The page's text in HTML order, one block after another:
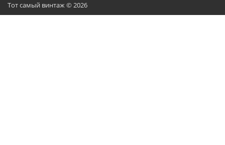
Тот самый винтаж © 2026